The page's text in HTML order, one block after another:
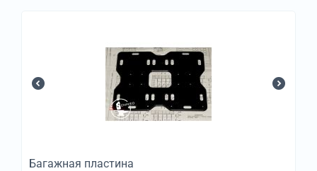
Багажная пластина